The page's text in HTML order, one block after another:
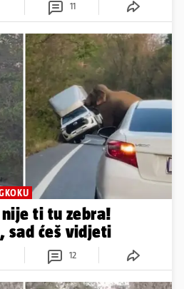
11
ti tu zebra!
sad ćeš vidjeti
12